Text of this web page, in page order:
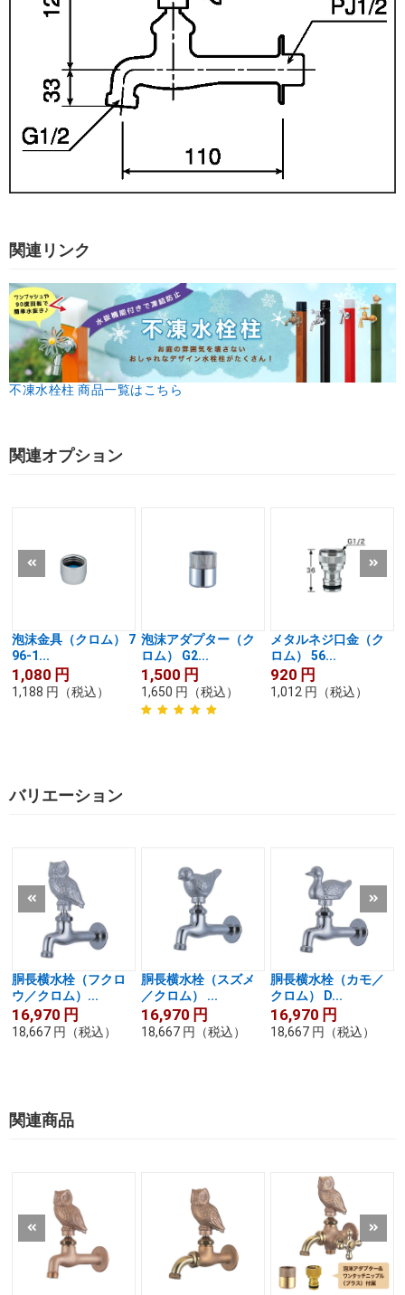
関連リンク
不凍水栓柱 商品一覧はこちら
関連オプション
泡沫金具（クロム） 7
96-1...
1,080 円
1,188 円 （税込）
泡沫アダプター（ク
ロム） G2...
1,500 円
1,650 円 （税込）
メタルネジ口金（ク
ロム） 56...
920 円
1,012 円 （税込）
バリエーション
胴長横水栓（フクロ
ウ／クロム）...
16,970 円
18,667 円 （税込）
胴長横水栓（スズメ
／クロム） ...
16,970 円
18,667 円 （税込）
胴長横水栓（カモ／
クロム） D...
16,970 円
18,667 円 （税込）
関連商品